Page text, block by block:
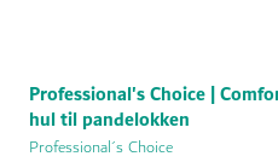
Professional's Choice |
hul til pandelokken
Professional´s Choice